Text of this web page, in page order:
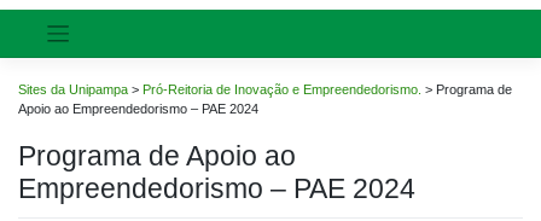
Sites da Unipampa > Pró-Reitoria de Inovação e Empreendedorismo. > Programa de
Apoio ao Empreendedorismo – PAE 2024
Programa de Apoio ao
Empreendedorismo – PAE 2024